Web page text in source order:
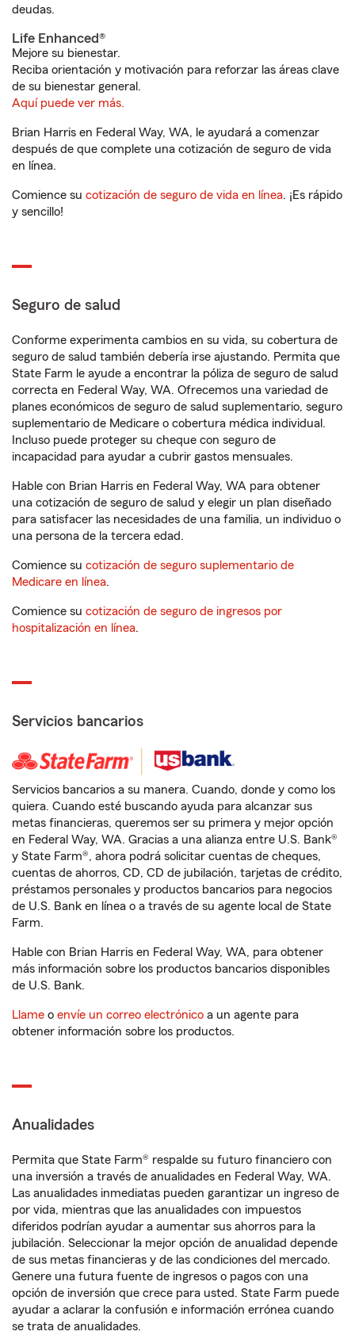
deudas.
Life Enhanced®
Mejore su bienestar.
Reciba orientación y motivación para reforzar las áreas clave
de su bienestar general.
Aquí puede ver más.
Brian Harris en Federal Way, WA, le ayudará a comenzar
después de que complete una cotización de seguro de vida
en línea.
Comience su cotización de seguro de vida en línea. ¡Es rápido
y sencillo!
Seguro de salud
Conforme experimenta cambios en su vida, su cobertura de
seguro de salud también debería irse ajustando. Permita que
State Farm le ayude a encontrar la póliza de seguro de salud
correcta en Federal Way, WA. Ofrecemos una variedad de
planes económicos de seguro de salud suplementario, seguro
suplementario de Medicare o cobertura médica individual.
Incluso puede proteger su cheque con seguro de
incapacidad para ayudar a cubrir gastos mensuales.
Hable con Brian Harris en Federal Way, WA para obtener
una cotización de seguro de salud y elegir un plan diseñado
para satisfacer las necesidades de una familia, un individuo o
una persona de la tercera edad.
Comience su cotización de seguro suplementario de
Medicare en línea.
Comience su cotización de seguro de ingresos por
hospitalización en línea.
Servicios bancarios
Servicios bancarios a su manera. Cuando, donde y como los
quiera. Cuando esté buscando ayuda para alcanzar sus
metas financieras, queremos ser su primera y mejor opción
en Federal Way, WA. Gracias a una alianza entre U.S. Bank®
y State Farm®, ahora podrá solicitar cuentas de cheques,
cuentas de ahorros, CD, CD de jubilación, tarjetas de crédito,
préstamos personales y productos bancarios para negocios
de U.S. Bank en línea o a través de su agente local de State
Farm.
Hable con Brian Harris en Federal Way, WA, para obtener
más información sobre los productos bancarios disponibles
de U.S. Bank.
Llame o envíe un correo electrónico a un agente para
obtener información sobre los productos.
Anualidades
Permita que State Farm® respalde su futuro financiero con
una inversión a través de anualidades en Federal Way, WA.
Las anualidades inmediatas pueden garantizar un ingreso de
por vida, mientras que las anualidades con impuestos
diferidos podrían ayudar a aumentar sus ahorros para la
jubilación. Seleccionar la mejor opción de anualidad depende
de sus metas financieras y de las condiciones del mercado.
Genere una futura fuente de ingresos o pagos con una
opción de inversión que crece para usted. State Farm puede
ayudar a aclarar la confusión e información errónea cuando
se trata de anualidades.